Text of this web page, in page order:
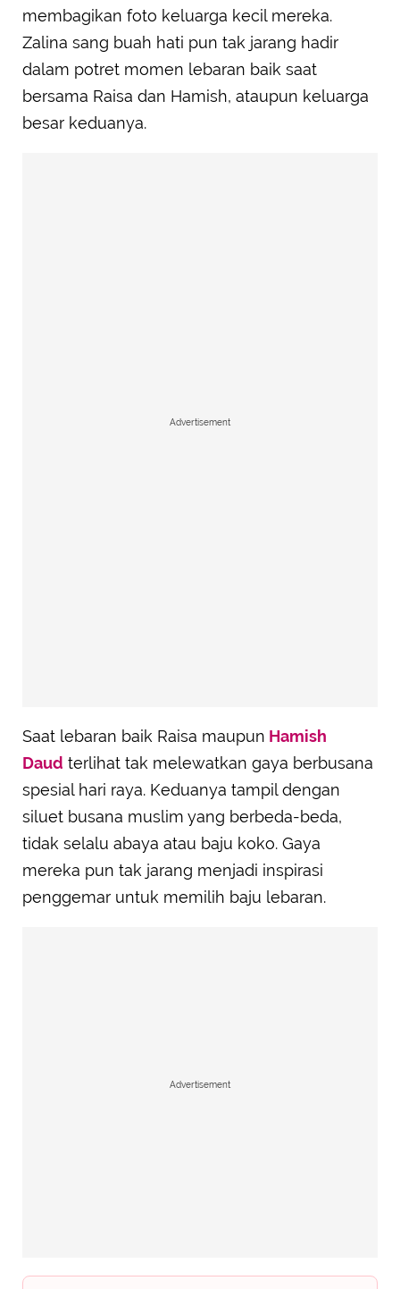
membagikan foto keluarga kecil mereka.
Zalina sang buah hati pun tak jarang hadir
dalam potret momen lebaran baik saat
bersama Raisa dan Hamish, ataupun keluarga
besar keduanya.
Advertisement
Saat lebaran baik Raisa maupun Hamish
Daud terlihat tak melewatkan gaya berbusana
spesial hari raya. Keduanya tampil dengan
siluet busana muslim yang berbeda-beda,
tidak selalu abaya atau baju koko. Gaya
mereka pun tak jarang menjadi inspirasi
penggemar untuk memilih baju lebaran.
Advertisement